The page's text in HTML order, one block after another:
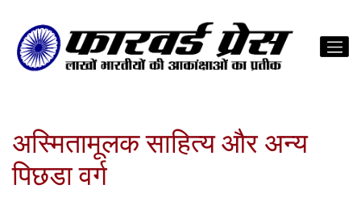
अस्मितामूलक साहित्य और अन्य
पिछडा वर्ग